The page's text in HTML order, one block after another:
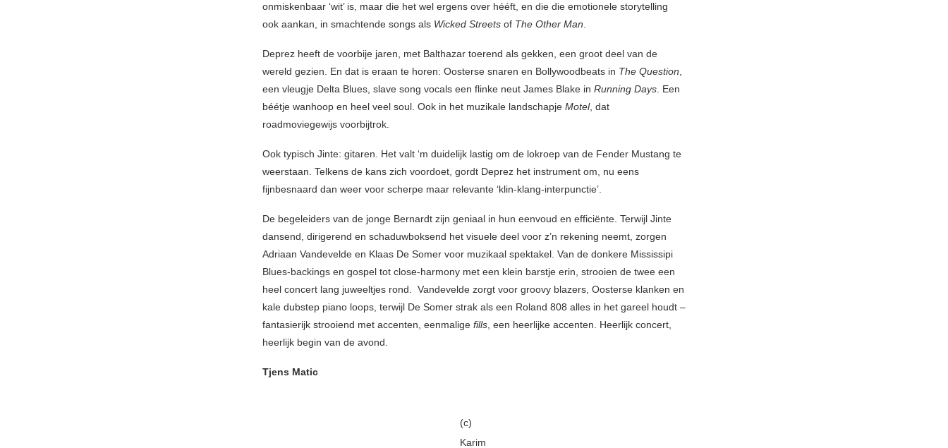
onmiskenbaar ‘wit’ is, maar die het wel ergens over hééft, en die die emotionele storytelling
ook aankan, in smachtende songs als Wicked Streets of The Other Man.
Deprez heeft de voorbije jaren, met Balthazar toerend als gekken, een groot deel van de
wereld gezien. En dat is eraan te horen: Oosterse snaren en Bollywoodbeats in The Question,
een vleugje Delta Blues, slave song vocals een flinke neut James Blake in Running Days. Een
béétje wanhoop en heel veel soul. Ook in het muzikale landschapje Motel, dat
roadmoviegewijs voorbijtrok.
Ook typisch Jinte: gitaren. Het valt ‘m duidelijk lastig om de lokroep van de Fender Mustang te
weerstaan. Telkens de kans zich voordoet, gordt Deprez het instrument om, nu eens
fijnbesnaard dan weer voor scherpe maar relevante ‘klin-klang-interpunctie’.
De begeleiders van de jonge Bernardt zijn geniaal in hun eenvoud en efficiënte. Terwijl Jinte
dansend, dirigerend en schaduwboksend het visuele deel voor z’n rekening neemt, zorgen
Adriaan Vandevelde en Klaas De Somer voor muzikaal spektakel. Van de donkere Mississipi
Blues-backings en gospel tot close-harmony met een klein barstje erin, strooien de twee een
heel concert lang juweeltjes rond. Vandevelde zorgt voor groovy blazers, Oosterse klanken en
kale dubstep piano loops, terwijl De Somer strak als een Roland 808 alles in het gareel houdt –
fantasierijk strooiend met accenten, eenmalige fills, een heerlijke accenten. Heerlijk concert,
heerlijk begin van de avond.
Tjens Matic
(c)
Karim